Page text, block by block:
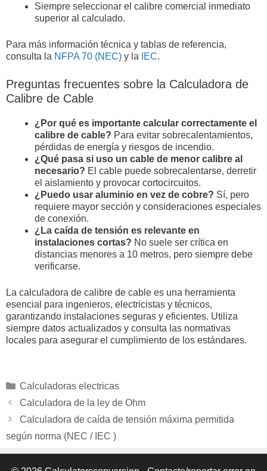
Siempre seleccionar el calibre comercial inmediato
superior al calculado.
Para más información técnica y tablas de referencia,
consulta la NFPA 70 (NEC) y la IEC.
Preguntas frecuentes sobre la Calculadora de
Calibre de Cable
¿Por qué es importante calcular correctamente el
calibre de cable? Para evitar sobrecalentamientos,
pérdidas de energía y riesgos de incendio.
¿Qué pasa si uso un cable de menor calibre al
necesario? El cable puede sobrecalentarse, derretir
el aislamiento y provocar cortocircuitos.
¿Puedo usar aluminio en vez de cobre? Sí, pero
requiere mayor sección y consideraciones especiales
de conexión.
¿La caída de tensión es relevante en
instalaciones cortas? No suele ser crítica en
distancias menores a 10 metros, pero siempre debe
verificarse.
La calculadora de calibre de cable es una herramienta
esencial para ingenieros, electricistas y técnicos,
garantizando instalaciones seguras y eficientes. Utiliza
siempre datos actualizados y consulta las normativas
locales para asegurar el cumplimiento de los estándares.
Categorías
Calculadoras electricas
Calculadora de la ley de Ohm
Calculadora de caída de tensión máxima permitida
según norma (NEC / IEC )